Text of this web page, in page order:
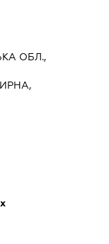
ОБЛ.,